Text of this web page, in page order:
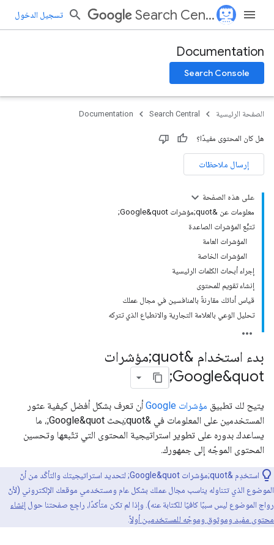
Search Central تسجيل الدخول
Documentation
Search Console
الصفحة الرئيسية Search Central
Documentation
هل كان المحتوى مفيدًا؟
إرسال ملاحظات
على هذه الصفحة
معلومات عن &quot;مؤشرات Google&quot;
تتبُّع المؤشرات الصاعدة
المؤشرات العامة
المؤشرات الخاصة
إجراء أبحاث الكلمات الرئيسية
إنشاء تقويم للمحتوى
قياس أدائك مقارنةً بالمنافسين في مجال عملك
تحليل الوعي بالعلامة التجارية والانطباع الذي تتركه
بدء استخدام &quot;مؤشرات
Google&quot;
يتيح لك تطبيق مؤشرات Google
أن تعرف بشكل أفضل كيفية عثور
المستخدمين على المعلومات في &quot;بحث Google&quot;، ما
يساعدك بدوره على تطوير استراتيجية المحتوى التي تتّبعها وتحسين
المحتوى الموجّه إلى جمهورك.
استخدِم &quot;مؤشرات Google&quot; لتحديد استراتيجيتك والتأكّد من أنّ
الموضوع الذي تتناوله يناسب مجال عملك بشكل عام ومستخدمي موقعك الإلكتروني (لأنّ
رواج الموضوع ليس سببًا كافيًا للكتابة عنه). وإذا لم تكن متأكدًا، راجِع صفحتنا حول إنشاء
محتوى مفيد وموثوق وموجّه للمستخدمين أولاً.